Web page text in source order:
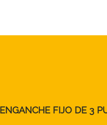
ENGANCHE FIJO DE 3